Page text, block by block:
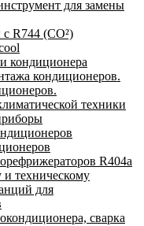
для замены
R744 (CO²)
кондиционера
кондиционеров.
техники
R404a
техническому
для
сварка